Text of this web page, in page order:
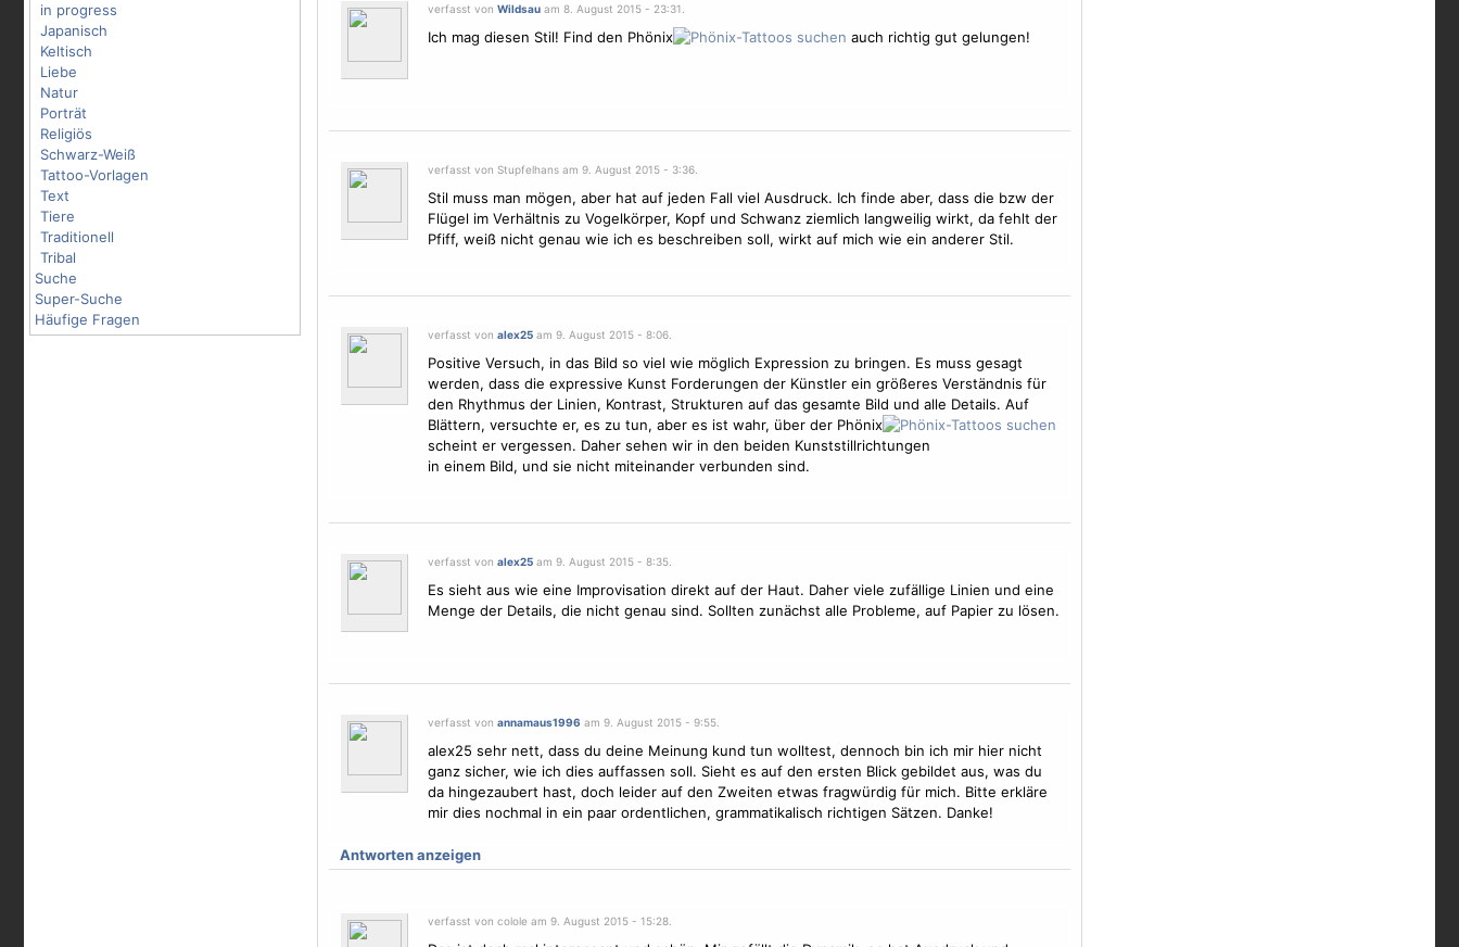
in progress
Japanisch
Keltisch
Liebe
Natur
Porträt
Religiös
Schwarz-Weiß
Tattoo-Vorlagen
Text
Tiere
Traditionell
Tribal
Suche
Super-Suche
Häufige Fragen
verfasst von Wildsauam 8. August 2015 - 23:31.
Ich mag diesen Stil! Find den Phönix auch richtig gut gelungen!
verfasst von Stupfelhans am 9. August 2015 - 3:36.
Stil muss man mögen, aber hat auf jeden Fall viel Ausdruck. Ich finde aber, dass die bzw der
Flügel im Verhältnis zu Vogelkörper, Kopf und Schwanz ziemlich langweilig wirkt, da fehlt der
Pfiff, weiß nicht genau wie ich es beschreiben soll, wirkt auf mich wie ein anderer Stil.
verfasst von alex25am 9. August 2015 - 8:06.
Positive Versuch, in das Bild so viel wie möglich Expression zu bringen. Es muss gesagt
werden, dass die expressive Kunst Forderungen der Künstler ein größeres Verständnis für
den Rhythmus der Linien, Kontrast, Strukturen auf das gesamte Bild und alle Details. Auf
Blättern, versuchte er, es zu tun, aber es ist wahr, über der Phönix
scheint er vergessen. Daher sehen wir in den beiden Kunststillrichtungen
in einem Bild, und sie nicht miteinander verbunden sind.
verfasst von alex25am 9. August 2015 - 8:35.
Es sieht aus wie eine Improvisation direkt auf der Haut. Daher viele zufällige Linien und eine
Menge der Details, die nicht genau sind. Sollten zunächst alle Probleme, auf Papier zu lösen.
verfasst von annamaus1996 am 9. August 2015 - 9:55.
alex25 sehr nett, dass du deine Meinung kund tun wolltest, dennoch bin ich mir hier nicht
ganz sicher, wie ich dies auffassen soll. Sieht es auf den ersten Blick gebildet aus, was du
da hingezaubert hast, doch leider auf den Zweiten etwas fragwürdig für mich. Bitte erkläre
mir dies nochmal in ein paar ordentlichen, grammatikalisch richtigen Sätzen. Danke!
Antworten anzeigen
verfasst von colole am 9. August 2015 - 15:28.